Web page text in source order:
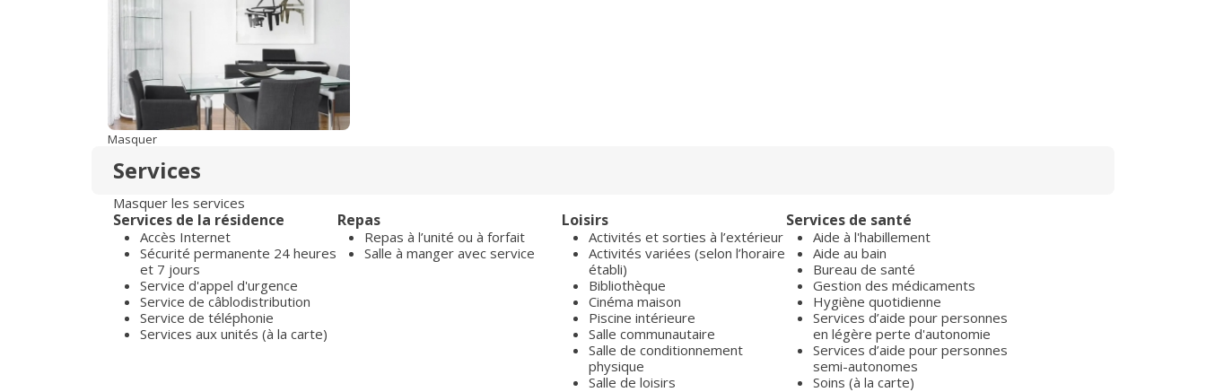
Masquer
Services
Masquer les services
Services de la résidence
Accès Internet
Sécurité permanente 24 heures
et 7 jours
Service d'appel d'urgence
Service de câblodistribution
Service de téléphonie
Services aux unités (à la carte)
Repas
Repas à l’unité ou à forfait
Salle à manger avec service
Loisirs
Activités et sorties à l’extérieur
Activités variées (selon l’horaire
établi)
Bibliothèque
Cinéma maison
Piscine intérieure
Salle communautaire
Salle de conditionnement
physique
Salle de loisirs
Services de santé
Aide à l'habillement
Aide au bain
Bureau de santé
Gestion des médicaments
Hygiène quotidienne
Services d’aide pour personnes
en légère perte d'autonomie
Services d’aide pour personnes
semi-autonomes
Soins (à la carte)